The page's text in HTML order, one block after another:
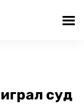
суд